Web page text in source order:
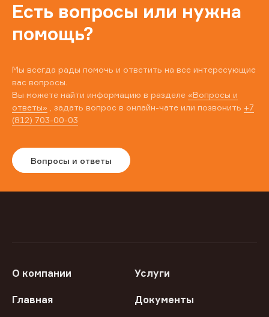
Есть вопросы или нужна
помощь?
Мы всегда рады помочь и ответить на все интересующие
вас вопросы.
Вы можете найти информацию в разделе «Вопросы и
ответы» , задать вопрос в онлайн-чате или позвонить +7
(812) 703-00-03
Вопросы и ответы
О компании Услуги
Главная Документы